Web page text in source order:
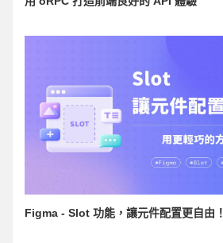
Figma - Slot 功能，讓元件配置更自由！